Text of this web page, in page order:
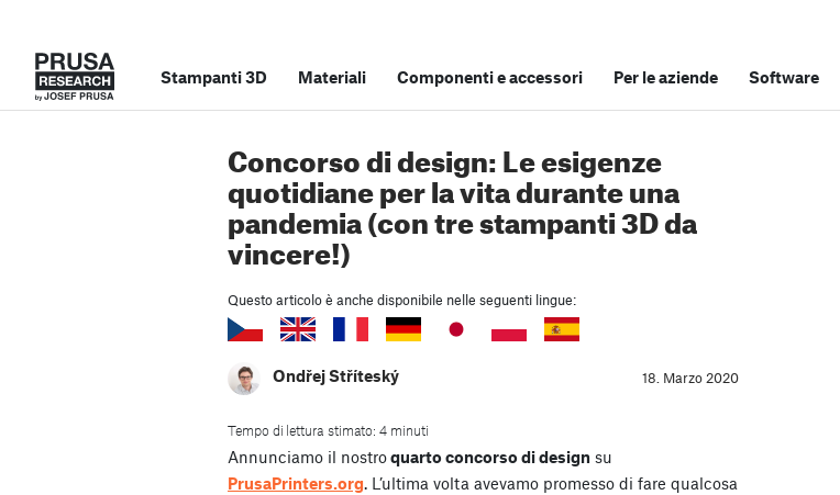
Stampanti 3D Materiali Componenti e accessori Per le aziende Software
Concorso di design: Le esigenze
quotidiane per la vita durante una
pandemia (con tre stampanti 3D da
vincere!)
Questo articolo è anche disponibile nelle seguenti lingue:
Ondřej Stříteský 18. Marzo 2020
Tempo di lettura stimato: 4 minuti
Annunciamo il nostroquarto concorso di design su
PrusaPrinters.org. L’ultima volta avevamo promesso di fare qualcosa